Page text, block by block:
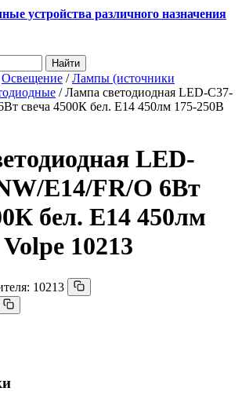
устройства различного назначения
Найти
Освещение /Лампы (источники
/ Лампа светодиодная LED-C37-
свеча 4500К бел. E14 450лм 175-250В
LED-
E14/FR/O 6Вт
бел. E14 450лм
10213
10213